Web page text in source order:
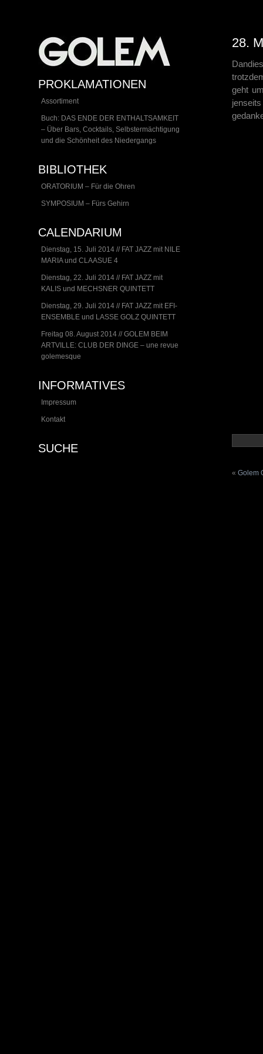
PROKLAMATIONEN
Assortiment
Buch: DAS ENDE DER ENTHALTSAMKEIT
– Über Bars, Cocktails, Selbstermächtigung
und die Schönheit des Niedergangs
BIBLIOTHEK
ORATORIUM – Für die Ohren
SYMPOSIUM – Fürs Gehirn
CALENDARIUM
Dienstag, 15. Juli 2014 // FAT JAZZ mit NILE
MARIA und CLAASUE 4
Dienstag, 22. Juli 2014 // FAT JAZZ mit
KALIS und MECHSNER QUINTETT
Dienstag, 29. Juli 2014 // FAT JAZZ mit EFI-
ENSEMBLE und LASSE GOLZ QUINTETT
Freitag 08. August 2014 // GOLEM BEIM
ARTVILLE: CLUB DER DINGE – une revue
golemesque
INFORMATIVES
Impressum
Kontakt
SUCHE
28.
geht
« Golem